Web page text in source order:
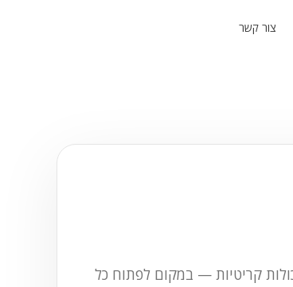
צור קשר
קריטיות — במקום לפתוח כל